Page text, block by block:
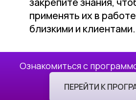
применять их в
близкими и клиентами.
Ознакомиться с
ПЕРЕЙТИ К